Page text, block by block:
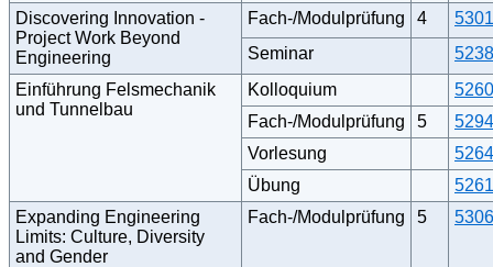
Discovering Innovation -
Project Work Beyond
Engineering
Fach-/Modulprüfung 4
Seminar
Einführung Felsmechanik
und Tunnelbau
Kolloquium
Fach-/Modulprüfung
5
Vorlesung
Übung
Expanding Engineering
Limits: Culture, Diversity
and Gender
Fach-/Modulprüfung 5